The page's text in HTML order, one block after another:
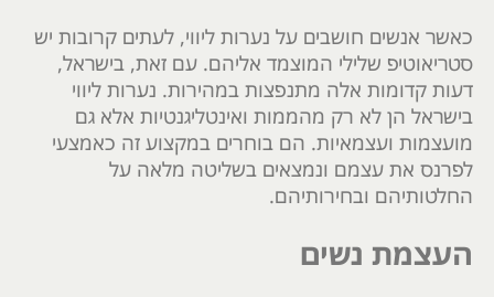
כאשר אנשים חושבים על נערות ליווי, לעתים קרובות יש
סטריאוטיפ שלילי המוצמד אליהם. עם זאת, בישראל,
דעות קדומות אלה מתנפצות במהירות. נערות ליווי
בישראל הן לא רק מהממות ואינטליגנטיות אלא גם
מועצמות ועצמאיות. הם בוחרים במקצוע זה כאמצעי
לפרנס את עצמם ונמצאים בשליטה מלאה על
החלטותיהם ובחירותיהם.
העצמת נשים